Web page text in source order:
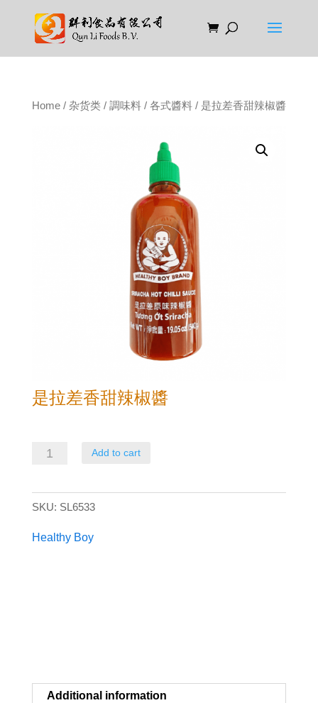
Home/ 杂货类/ 調味料/ 各式醬料/ 是拉差香甜辣椒醬
是拉差香甜辣椒醬
香
Add to cart
SKU: SL6533
Healthy Boy
Additional information